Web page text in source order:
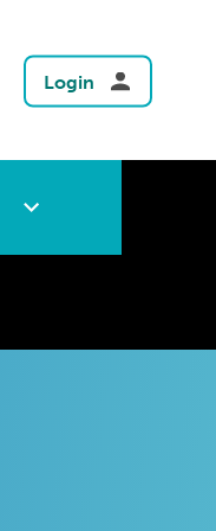
Login